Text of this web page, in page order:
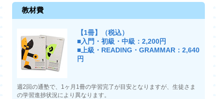
教材費
【1冊】（税込）
■入門・初級・中級：2,200円
■上級・READING・GRAMMAR：2,640
円
週2回の通塾で、1ヶ月1冊の学習完了が目安となりますが、生徒さま
の学習進捗状況により異なります。